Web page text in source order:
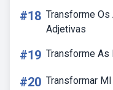
#18 Transforme
Adjetivas
#19 Transforme As
#20 Transformar Ml